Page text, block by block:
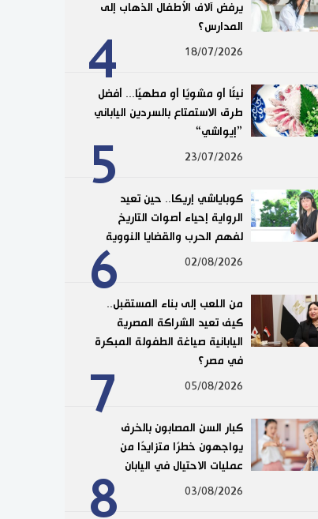
4
يرفض آلاف الأطفال الذهاب إلى
المدارس؟
18/07/2026
5
نيئًا أو مشويًا أو مطهيًا... أفضل
طرق الاستمتاع بالسردين الياباني
”إيواشي“
23/07/2026
6
كوباياشي إريكا.. حين تعيد
الرواية إحياء أصوات التاريخ
لفهم الحرب والقضايا النووية
02/08/2026
7
من اللعب إلى بناء المستقبل..
كيف تعيد الشراكة المصرية
اليابانية صياغة الطفولة المبكرة
في مصر؟
05/08/2026
8
كبار السن المصابون بالخرف
يواجهون خطرًا متزايدًا من
عمليات الاحتيال في اليابان
03/08/2026